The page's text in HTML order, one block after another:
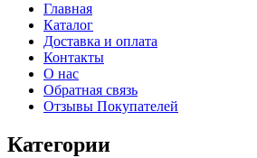
Главная
Каталог
Доставка и оплата
Контакты
О нас
Обратная связь
Отзывы Покупателей
Категории